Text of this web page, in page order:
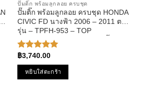
ปั๊มติ๊ก พร้อมลูกลอย ครบชุด
ปั๊มติ๊ก พร้อมลูกลอย ครบชุด HONDA
CIVIC FD นางฟ้า 2006 – 2011 ตรง
รุ่น – TPFH-953 – TOP
PERFORMANCE JAPAN – ปั๊มติก ซี
วิค
ให้คะแนน
5.00ตั้งแต่
1-5
คะแนน
฿3,740.00
หยิบใส่ตะกร้า